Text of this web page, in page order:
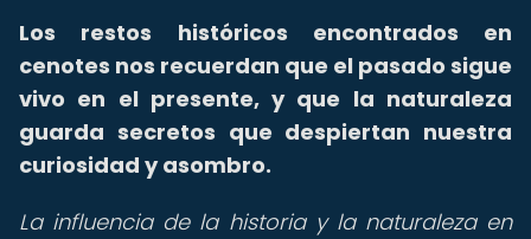
Los restos históricos encontrados en
cenotes nos recuerdan que el pasado sigue
vivo en el presente, y que la naturaleza
guarda secretos que despiertan nuestra
curiosidad y asombro.
La influencia de la historia y la naturaleza en